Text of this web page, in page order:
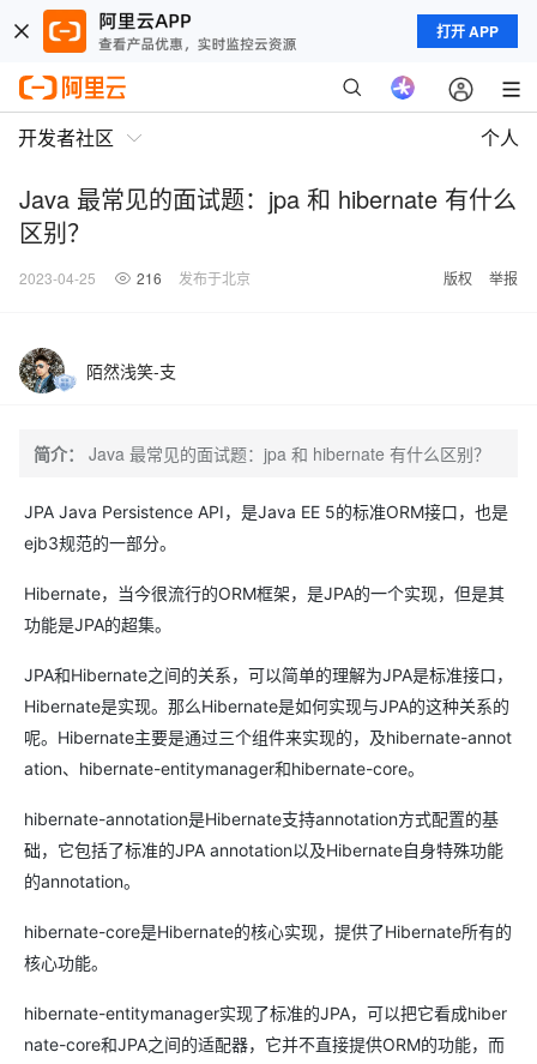
打开 APP
开发者社区 个人
Java 最常见的面试题：jpa 和 hibernate 有什么
区别？
2023-04-25 216 发布于北京 版权 举报
陌然浅笑-支
简介： Java 最常见的面试题：jpa 和 hibernate 有什么区别？
JPA Java Persistence API，是Java EE 5的标准ORM接口，也是
ejb3规范的一部分。
Hibernate，当今很流行的ORM框架，是JPA的一个实现，但是其
功能是JPA的超集。
JPA和Hibernate之间的关系，可以简单的理解为JPA是标准接口，
Hibernate是实现。那么Hibernate是如何实现与JPA的这种关系的
呢。Hibernate主要是通过三个组件来实现的，及hibernate-annot
ation、hibernate-entitymanager和hibernate-core。
hibernate-annotation是Hibernate支持annotation方式配置的基
础，它包括了标准的JPA annotation以及Hibernate自身特殊功能
的annotation。
hibernate-core是Hibernate的核心实现，提供了Hibernate所有的
核心功能。
hibernate-entitymanager实现了标准的JPA，可以把它看成hiber
nate-core和JPA之间的适配器，它并不直接提供ORM的功能，而